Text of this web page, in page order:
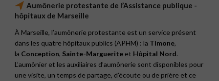
Aumônerie protestante de l’Assistance publique -
hôpitaux de Marseille
À Marseille, l’aumônerie protestante est un service présent
dans les quatre hôpitaux publics (APHM) : la Timone,
la Conception, Sainte-Marguerite et Hôpital Nord.
L’aumônier et les auxiliaires d’aumônerie sont disponibles pour
une visite, un temps de partage, d’écoute ou de prière et ce